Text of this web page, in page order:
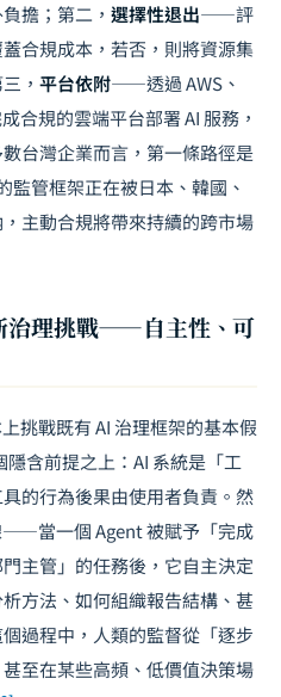
擔；第二， 選擇性退出——評
合規成本，若否，則將資源集
， 平台依附——透過 AWS、
合規的雲端平台部署 AI 服務，
台灣企業而言，第一條路徑是
監管框架正在被日本、韓國、
主動合規將帶來持續的跨市場
治理挑戰——自主性、可
挑戰既有 AI 治理框架的基本假
含前提之上：AI 系統是「工
的行為後果由使用者負責。然
——當一個 Agent 被賦予「完成
主管」的任務後，它自主決定
方法、如何組織報告結構、甚
過程中，人類的監督從「逐步
至在某些高頻、低價值決策場